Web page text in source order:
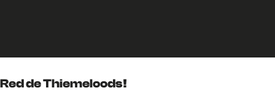
Red de Thiemeloods!